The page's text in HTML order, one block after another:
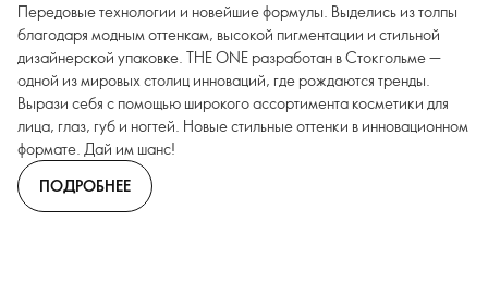
Передовые технологии и новейшие формулы. Выделись из толпы
благодаря модным оттенкам, высокой пигментации и стильной
дизайнерской упаковке. THE ONE разработан в Стокгольме —
одной из мировых столиц инноваций, где рождаются тренды.
Вырази себя с помощью широкого ассортимента косметики для
лица, глаз, губ и ногтей. Новые стильные оттенки в инновационном
формате. Дай им шанс!
ПОДРОБНЕЕ